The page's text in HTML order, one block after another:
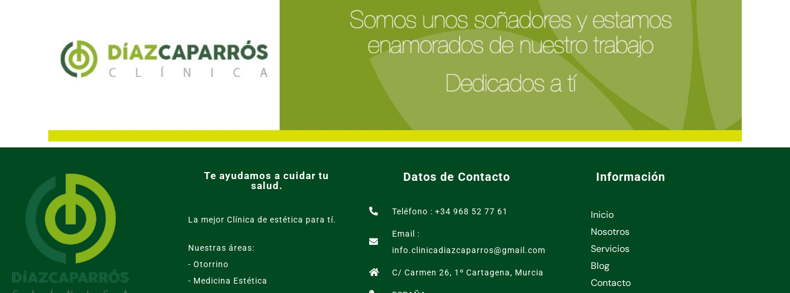
Te ayudamos a cuidar tu
salud.
La mejor Clínica de estética para tí.
Nuestras áreas:
- Otorrino
- Medicina Estética
Datos de Contacto
Teléfono : +34 968 52 77 61
Email :
info.clinicadiazcaparros@gmail.com
C/ Carmen 26, 1º Cartagena, Murcia
Información
Inicio
Nosotros
Servicios
Blog
Contacto